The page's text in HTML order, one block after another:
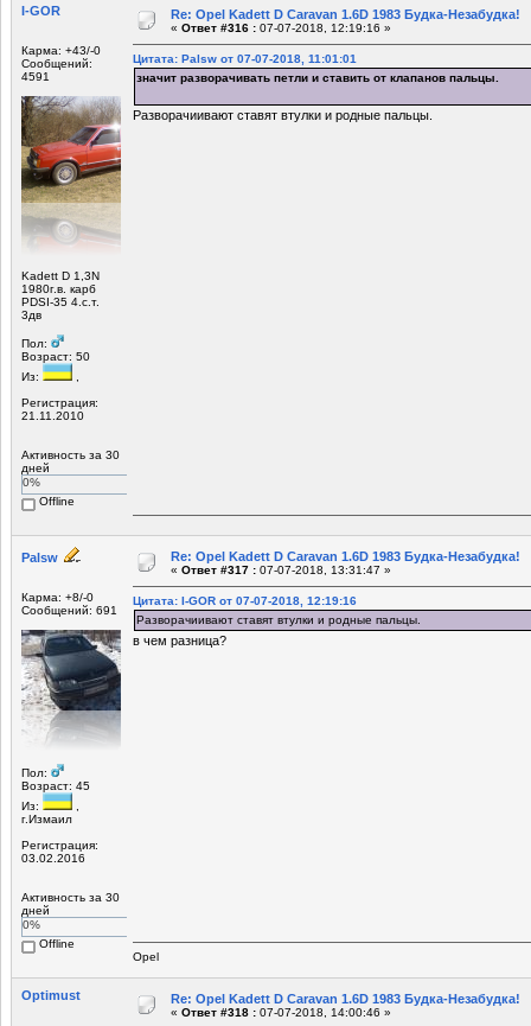
I-GOR
Карма: +43/-0
Сообщений:
4591
Kadett D 1,3N
1980г.в. карб
PDSI-35 4.с.т.
3дв
Пол:
Возраст: 50
Из:
Регистрация:
21.11.2010
Активность за 30
дней
0%
Offline
Re: Opel Kadett D Caravan 1.6D 1983 Будка-Незабудка!
« Ответ #316 : 07-07-2018, 12:19:16 »
Цитата: Palsw от 07-07-2018, 11:01:01
значит разворачивать петли и ставить от клапанов пальцы.
Разворачиивают ставят втулки и родные пальцы.
Palsw
Карма: +8/-0
Сообщений: 691
Пол:
Возраст: 45
Из:
г.Измаил
Регистрация:
03.02.2016
Активность за 30
дней
0%
Offline
Re: Opel Kadett D Caravan 1.6D 1983 Будка-Незабудка!
« Ответ #317 : 07-07-2018, 13:31:47 »
Цитата: I-GOR от 07-07-2018, 12:19:16
Разворачиивают ставят втулки и родные пальцы.
в чем разница?
Opel
Optimust Re: Opel Kadett D Caravan 1.6D 1983 Будка-Незабудка!
« Ответ #318 : 07-07-2018, 14:00:46 »